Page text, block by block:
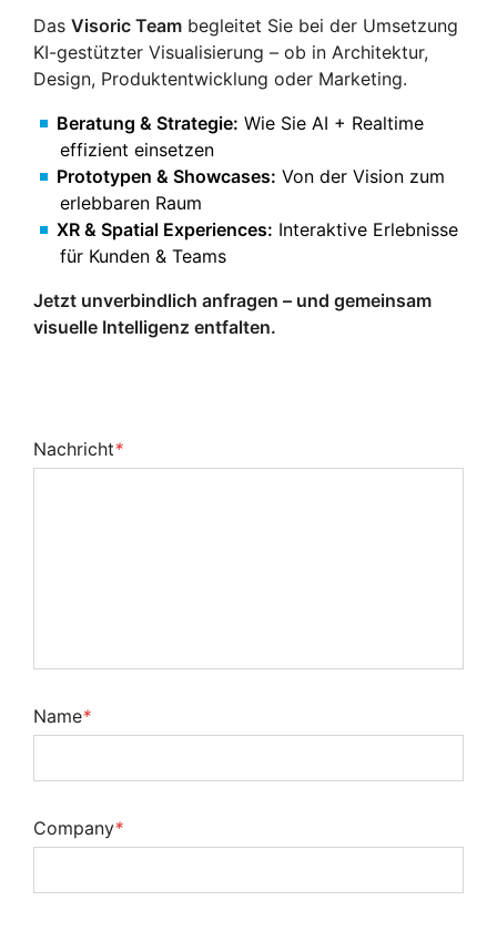
Das Visoric Team begleitet Sie bei der Umsetzung
KI-gestützter Visualisierung – ob in Architektur,
Design, Produktentwicklung oder Marketing.
Beratung & Strategie: Wie Sie AI + Realtime
effizient einsetzen
Prototypen & Showcases: Von der Vision zum
erlebbaren Raum
XR & Spatial Experiences: Interaktive Erlebnisse
für Kunden & Teams
Jetzt unverbindlich anfragen – und gemeinsam
visuelle Intelligenz entfalten.
Nachricht*
Name*
Company*